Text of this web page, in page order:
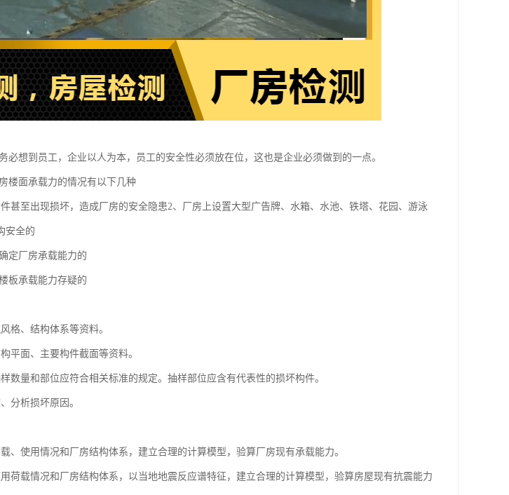
必想到员工，企业以人为本，员工的安全性必须放在位，这也是企业必须做到的一点。
楼面承载力的情况有以下几种
甚至出现损坏，造成厂房的安全隐患2、厂房上设置大型广告牌、水箱、水池、铁塔、花园、游泳
安全的
定厂房承载能力的
板承载能力存疑的
格、结构体系等资料。
平面、主要构件截面等资料。
数量和部位应符合相关标准的规定。抽样部位应含有代表性的损坏构件。
分析损坏原因。
、使用情况和厂房结构体系，建立合理的计算模型，验算厂房现有承载能力。
荷载情况和厂房结构体系，以当地地震反应谱特征，建立合理的计算模型，验算房屋现有抗震能力